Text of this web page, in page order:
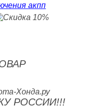
акпп
Хонда.ру
РОССИИ!!!